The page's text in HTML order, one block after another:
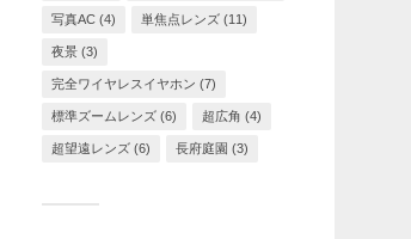
写真AC (4) 単焦点レンズ (11)
夜景 (3)
完全ワイヤレスイヤホン (7)
標準ズームレンズ (6) 超広角 (4)
超望遠レンズ (6) 長府庭園 (3)